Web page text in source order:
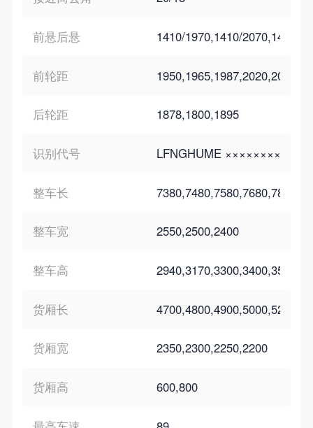
前悬后悬 1410/1970,1410/2070,1410/
前轮距 1950,1965,1987,2020,2055
后轮距 1878,1800,1895
识别代号 LFNGHUME
整车长
整车宽 2550,2500,2400
整车高 2940,3170,3300,3400,3500
货厢长
货厢宽 2350,2300,2250,2200
货厢高 600,800